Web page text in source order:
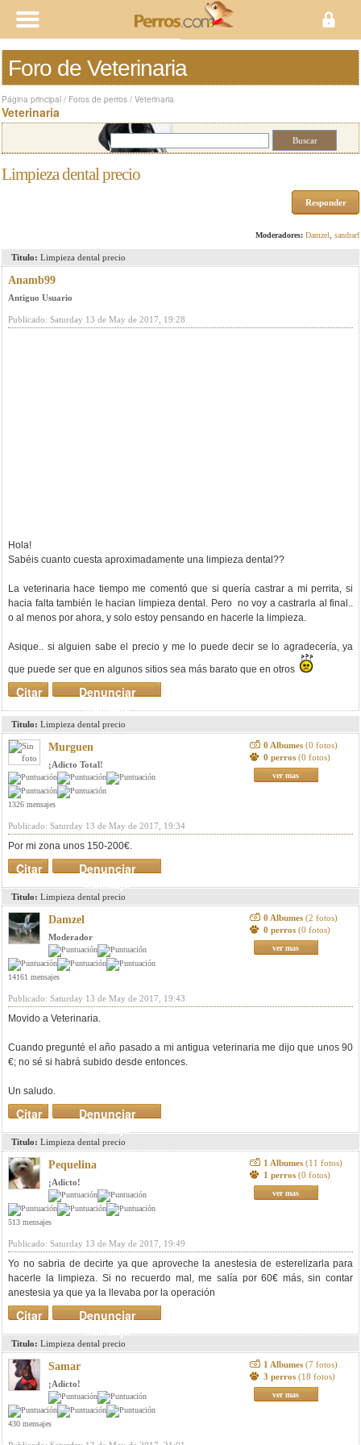
Foro de Veterinaria
Página principal / Foros de perros / Veterinaria
Veterinaria
Limpieza dental precio
Responder
Moderadores: Damzel sandrarf
Titulo: Limpieza dental precio
Anamb99
Antiguo Usuario
Publicado: Saturday 13 de May de 2017, 19:28
Hola!
Sabéis cuanto cuesta aproximadamente una limpieza dental??
La veterinaria hace tiempo me comentó que si quería castrar a mi perrita, si
hacia falta también le hacian limpieza dental. Pero no voy a castrarla al final..
o al menos por ahora, y solo estoy pensando en hacerle la limpieza.
Asique.. si alguien sabe el precio y me lo puede decir se lo agradecería, ya
que puede ser que en algunos sitios sea más barato que en otros
Denunciar
mensaje
Citar
Titulo: Limpieza dental precio
Murguen
¡Adicto Total!
1326 mensajes
0 Albumes (0 fotos)
0 perros (0 fotos)
ver mas
Publicado: Saturday 13 de May de 2017, 19:34
Por mi zona unos 150-200€.
Denunciar
mensaje
Citar
Titulo: Limpieza dental precio
Damzel
Moderador
14161 mensajes
0 Albumes (2 fotos)
0 perros (0 fotos)
ver mas
Publicado: Saturday 13 de May de 2017, 19:43
Movido a Veterinaria.
Cuando pregunté el año pasado a mi antigua veterinaria me dijo que unos 90
€; no sé si habrá subido desde entonces.
Un saludo.
Denunciar
mensaje
Citar
Titulo: Limpieza dental precio
Pequelina
¡Adicto!
513 mensajes
1 Albumes (11 fotos)
1 perros (0 fotos)
ver mas
Publicado: Saturday 13 de May de 2017, 19:49
Yo no sabria de decirte ya que aproveche la anestesia de esterelizarla para
hacerle la limpieza. Si no recuerdo mal, me salía por 60€ más, sin contar
anestesia ya que ya la llevaba por la operación
Denunciar
mensaje
Citar
Titulo: Limpieza dental precio
Samar
¡Adicto!
430 mensajes
1 Albumes (7 fotos)
3 perros (18 fotos)
ver mas